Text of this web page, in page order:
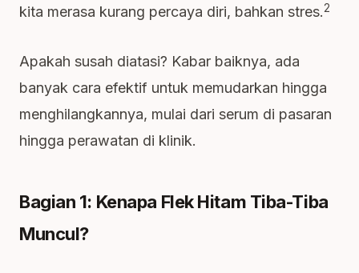
kita merasa kurang percaya diri, bahkan stres.2
Apakah susah diatasi? Kabar baiknya, ada
banyak cara efektif untuk memudarkan hingga
menghilangkannya, mulai dari serum di pasaran
hingga perawatan di klinik.
Bagian 1: Kenapa Flek Hitam Tiba-Tiba
Muncul?